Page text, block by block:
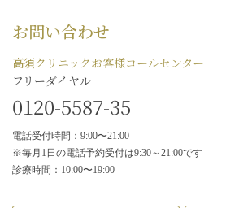
お問い合わせ
高須クリニックお客様コールセンター
フリーダイヤル
0120-5587-35
電話受付時間：9:00〜21:00
※毎月1日の電話予約受付は9:30～21:00です
診療時間：10:00〜19:00